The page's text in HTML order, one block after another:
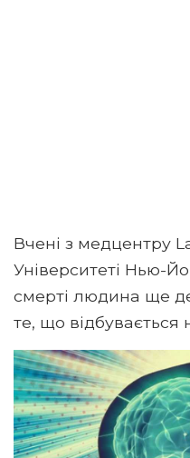
Вчені з медцентру
Університеті Нью-
смерті людина ще
те, що відбувається